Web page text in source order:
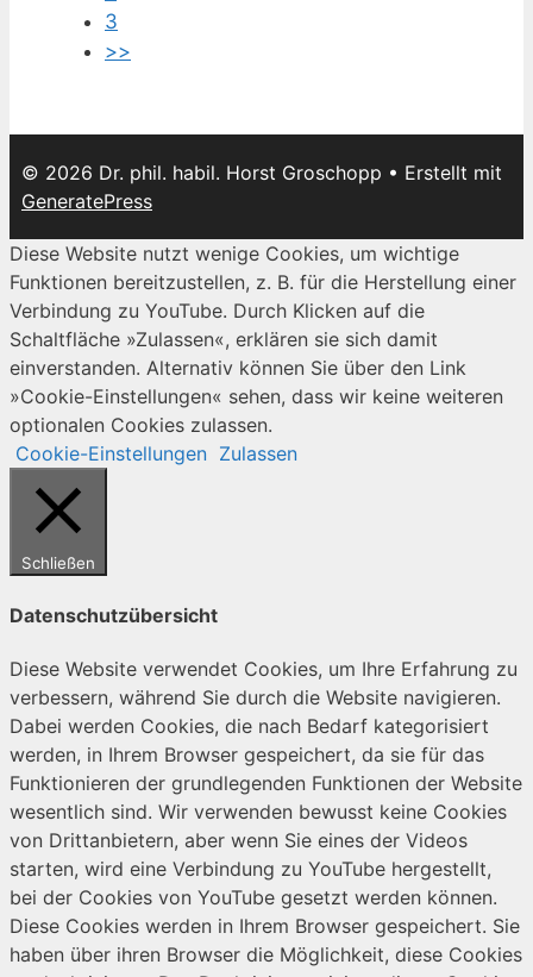
3
>>
© 2026 Dr. phil. habil. Horst Groschopp • Erstellt mit
GeneratePress
Diese Website nutzt wenige Cookies, um wichtige
Funktionen bereitzustellen, z. B. für die Herstellung einer
Verbindung zu YouTube. Durch Klicken auf die
Schaltfläche »Zulassen«, erklären sie sich damit
einverstanden. Alternativ können Sie über den Link
»Cookie-Einstellungen« sehen, dass wir keine weiteren
optionalen Cookies zulassen.
Cookie-Einstellungen Zulassen
Schließen
Datenschutzübersicht
Diese Website verwendet Cookies, um Ihre Erfahrung zu
verbessern, während Sie durch die Website navigieren.
Dabei werden Cookies, die nach Bedarf kategorisiert
werden, in Ihrem Browser gespeichert, da sie für das
Funktionieren der grundlegenden Funktionen der Website
wesentlich sind. Wir verwenden bewusst keine Cookies
von Drittanbietern, aber wenn Sie eines der Videos
starten, wird eine Verbindung zu YouTube hergestellt,
bei der Cookies von YouTube gesetzt werden können.
Diese Cookies werden in Ihrem Browser gespeichert. Sie
haben über ihren Browser die Möglichkeit, diese Cookies